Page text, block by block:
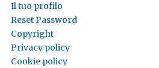
Il tuo profilo
Reset Password
Copyright
Privacy policy
Cookie policy